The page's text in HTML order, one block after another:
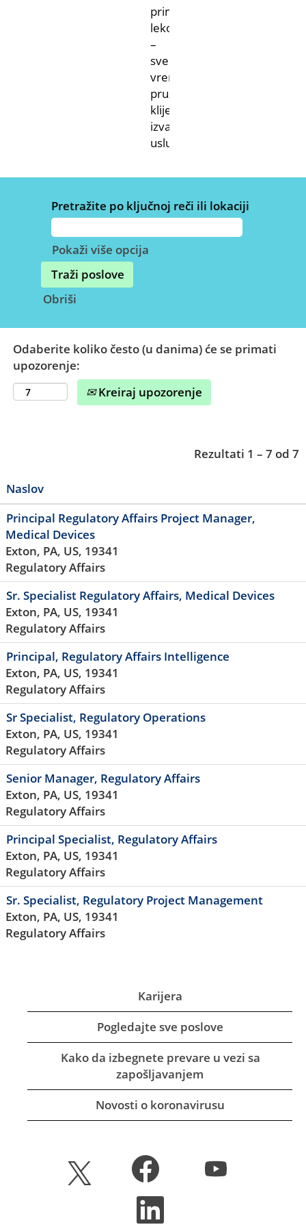
primenu
lekova
–
sve
vreme
pružajući
klijentima
izvanrednu
uslugu.
Pretražite po ključnoj reči ili lokaciji
Pokaži više opcija
Obriši
Odaberite koliko često (u danima) će se primati
upozorenje:
Kreiraj upozorenje
Rezultati 1 – 7 od 7
Naslov
Principal Regulatory Affairs Project Manager,
Medical Devices
Exton, PA, US, 19341
Regulatory Affairs
Sr. Specialist Regulatory Affairs, Medical Devices
Exton, PA, US, 19341
Regulatory Affairs
Principal, Regulatory Affairs Intelligence
Exton, PA, US, 19341
Regulatory Affairs
Sr Specialist, Regulatory Operations
Exton, PA, US, 19341
Regulatory Affairs
Senior Manager, Regulatory Affairs
Exton, PA, US, 19341
Regulatory Affairs
Principal Specialist, Regulatory Affairs
Exton, PA, US, 19341
Regulatory Affairs
Sr. Specialist, Regulatory Project Management
Exton, PA, US, 19341
Regulatory Affairs
Karijera
Pogledajte sve poslove
Kako da izbegnete prevare u vezi sa
zapošljavanjem
Novosti o koronavirusu
O
t
v
O
t
v
O
O
v